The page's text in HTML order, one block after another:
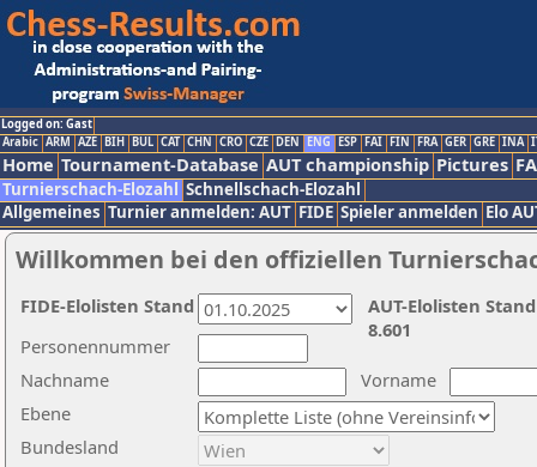
Logged on: Gast
Arabic ARM AZE BIH BUL CAT CHN CRO CZE DEN ENG ESP FAI FIN FRA GER GRE INA
Home Tournament-Database AUT championship Pictures
Turnierschach-Elozahl Schnellschach-Elozahl
Allgemeines Turnier anmelden: AUT FIDE Spieler anmelden Elo
Willkommen bei den offiziellen
Nachname
Vorname
Ebene
Personennummer
Bundesland
AUT-Elolisten
8.601
FIDE-Elolisten Stand